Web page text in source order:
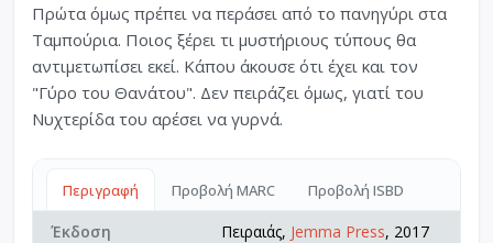
Πρώτα όμως πρέπει να περάσει από το πανηγύρι στα
Ταμπούρια. Ποιος ξέρει τι μυστήριους τύπους θα
αντιμετωπίσει εκεί. Κάπου άκουσε ότι έχει και τον
"Γύρο του Θανάτου". Δεν πειράζει όμως, γιατί του
Νυχτερίδα του αρέσει να γυρνά.
Περιγραφή Προβολή MARC Προβολή ISBD
Έκδοση Πειραιάς, Jemma Press, 2017